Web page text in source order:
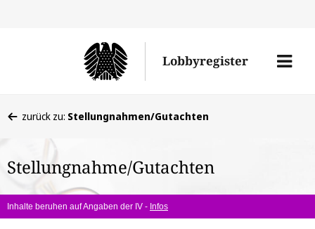
Lobbyregister
Menü
befinden
hier:
zurück zu: Stellungnahmen/Gutachten
Stellungnahme/Gutachten
Inhalte beruhen auf Angaben der IV - Infos